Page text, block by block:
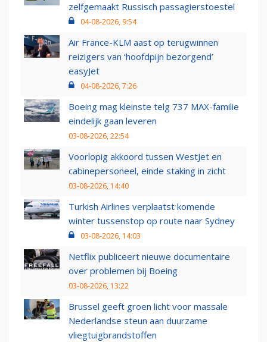
zelfgemaakt Russisch passagierstoestel
04-08-2026, 9:54
Air France-KLM aast op terugwinnen
reizigers van ‘hoofdpijn bezorgend’
easyJet
04-08-2026, 7:26
Boeing mag kleinste telg 737 MAX-familie
eindelijk gaan leveren
03-08-2026, 22:54
Voorlopig akkoord tussen WestJet en
cabinepersoneel, einde staking in zicht
03-08-2026, 14:40
Turkish Airlines verplaatst komende
winter tussenstop op route naar Sydney
03-08-2026, 14:03
Netflix publiceert nieuwe documentaire
over problemen bij Boeing
03-08-2026, 13:22
Brussel geeft groen licht voor massale
Nederlandse steun aan duurzame
vliegtuigbrandstoffen